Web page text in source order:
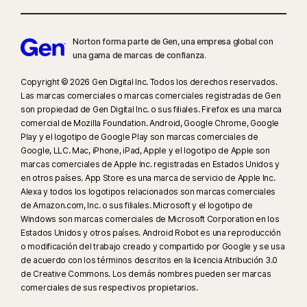
redes sociales y las funciones difieren entre plataformas. Para más
detalles, visita:
Norton.com/smm. No incluye la supervisión de chats o
explícito o ilegal, o la incitación al odio.
La función Protección contra deepfakes automática solo funciona en
vídeos en inglés en plataformas de redes sociales y vídeo compatibles;
en otras plataformas, utiliza el análisis manual. Requiere Windows 11 o
posterior y un navegador compatible. Además, la detección automática
necesita un PC con IA (CPU Qualcomm o Intel de 8 núcleos como mínimo,
16 GB de RAM) o un PC sin IA (CPU de cualquier marca de 6 núcleos como
mínimo, 16 GB de RAM). En PC sin IA con CPU de 4 núcleos como mínimo
y 8 GB de RAM, solo está disponible el análisis manual. Para obtener
información detallada, consultaNorton.com/deepfakesupport
La función Protección contra deepfakes en el asistente de IA Norton
Norton forma parte de Gen, una empresa global con
una gama de marcas de confianza.
Copyright © 2026 Gen Digital Inc. Todos los derechos reservados.
Las marcas comerciales o marcas comerciales registradas de Gen
son propiedad de Gen Digital Inc. o sus filiales. Firefox es una marca
comercial de Mozilla Foundation. Android, Google Chrome, Google
Play y el logotipo de Google Play son marcas comerciales de
Google, LLC. Mac, iPhone, iPad, Apple y el logotipo de Apple son
marcas comerciales de Apple Inc. registradas en Estados Unidos y
en otros países. App Store es una marca de servicio de Apple Inc.
Alexa y todos los logotipos relacionados son marcas comerciales
de Amazon.com, Inc. o sus filiales. Microsoft y el logotipo de
Windows son marcas comerciales de Microsoft Corporation en los
Estados Unidos y otros países. Android Robot es una reproducción
o modificación del trabajo creado y compartido por Google y se usa
de acuerdo con los términos descritos en la licencia Atribución 3.0
de Creative Commons. Los demás nombres pueden ser marcas
comerciales de sus respectivos propietarios.